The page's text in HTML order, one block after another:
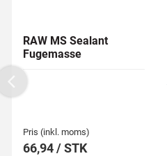
RAW MS Sealant
Fugemasse
Pris (inkl. moms)
66,94 / STK
Previous